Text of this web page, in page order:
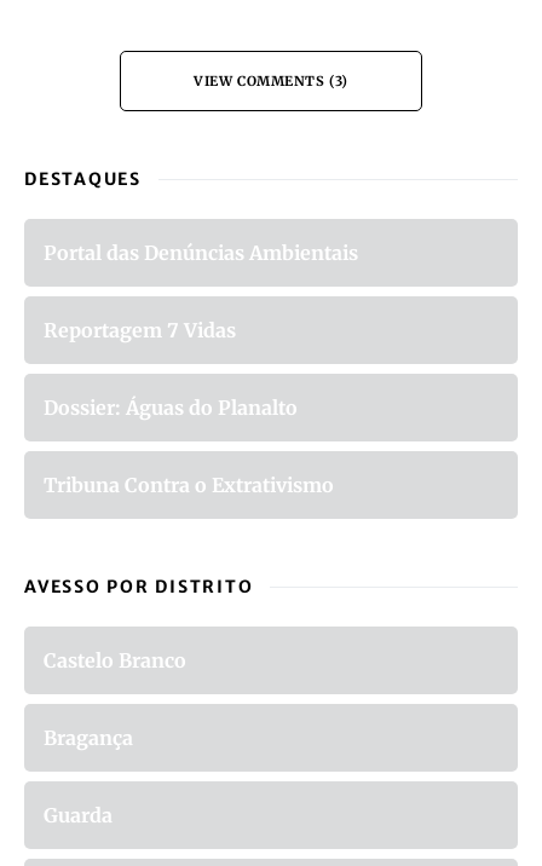
VIEW COMMENTS (3)
DESTAQUES
Portal das Denúncias Ambientais
Reportagem 7 Vidas
Dossier: Águas do Planalto
Tribuna Contra o Extrativismo
AVESSO POR DISTRITO
Castelo Branco
Bragança
Guarda